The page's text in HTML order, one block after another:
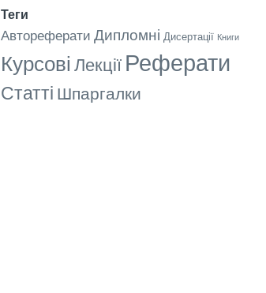
Теги
Автореферати Дипломні Дисертації Книги
Курсові Лекції Реферати
Статті Шпаргалки